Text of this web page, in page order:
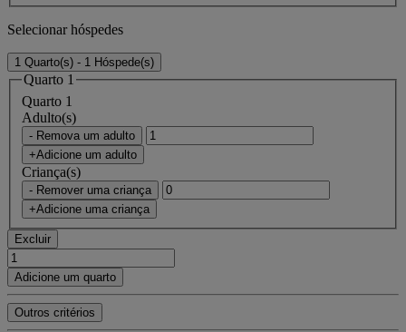
Selecionar hóspedes
1 Quarto(s) - 1 Hóspede(s)
Quarto 1
Quarto 1
Adulto(s)
- Remova um adulto
+Adicione um adulto
Criança(s)
- Remover uma criança
+Adicione uma criança
Excluir
Adicione um quarto
Outros critérios